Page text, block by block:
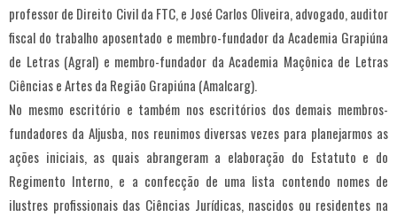
professor de Direito Civil da FTC, e José Carlos Oliveira, advogado, auditor
fiscal do trabalho aposentado e membro-fundador da Academia Grapiúna
de Letras (Agral) e membro-fundador da Academia Maçônica de Letras
Ciências e Artes da Região Grapiúna (Amalcarg).
No mesmo escritório e também nos escritórios dos demais membros-
fundadores da Aljusba, nos reunimos diversas vezes para planejarmos as
ações iniciais, as quais abrangeram a elaboração do Estatuto e do
Regimento Interno, e a confecção de uma lista contendo nomes de
ilustres profissionais das Ciências Jurídicas, nascidos ou residentes na